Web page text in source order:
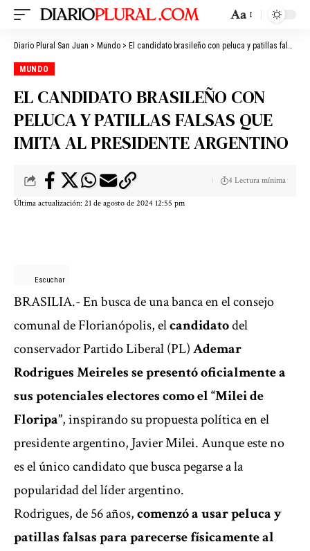
Aa
Diario Plural San Juan > Mundo > El candidato brasileño con peluca y patillas falsas que imita al presidente argentino
MUNDO
EL CANDIDATO BRASILEÑO CON
PELUCA Y PATILLAS FALSAS QUE
IMITA AL PRESIDENTE ARGENTINO
Última actualización: 21 de agosto de 2024 12:55 pm
4 Lectura mínima
Escuchar
BRASILIA.- En busca de una banca en el consejo
comunal de Florianópolis, elcandidatodel
conservador Partido Liberal (PL)Ademar
Rodrigues Meireles se presentó oficialmente a
sus potenciales electores como el “Milei de
Floripa”, inspirando su propuesta política en el
presidente argentino, Javier Milei. Aunque este no
es el únicocandidato que busca pegarse a la
popularidad del líder argentino.
Rodrigues, de 56 años,comenzó a usar peluca y
patillas falsas para parecerse físicamente al